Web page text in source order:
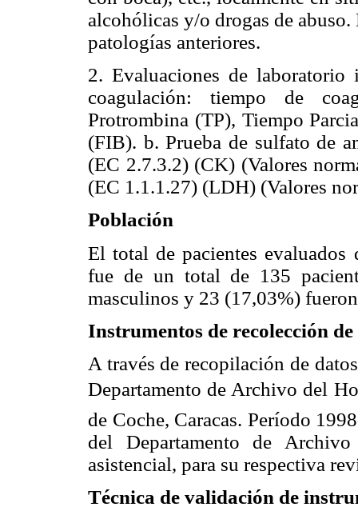
alcohólicas y/o drogas de
patologías anteriores.
2. Evaluaciones de laboratorio
coagulación: tiempo de
Protrombina (TP), Tiempo
(FIB). b. Prueba de sulfato de
(EC 2.7.3.2) (CK) (Valores
(EC 1.1.1.27) (LDH) (Valores
Población
El total de pacientes evaluados
fue de un total de 135
masculinos y 23 (17,03%)
Instrumentos de recolección de
A través de recopilación de
Departamento de Archivo del
de Coche, Caracas. Período
del Departamento de
asistencial, para su respectiva
Técnica de validación de